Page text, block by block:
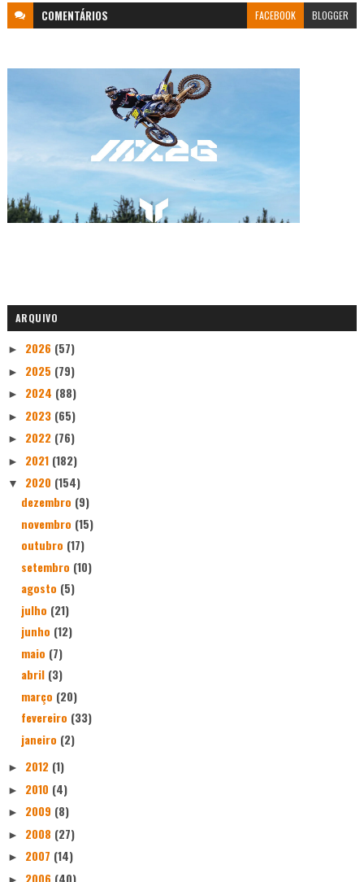
COMENTÁRIOS FACEBOOK BLOGGER
ARQUIVO
► 2026 (57)
► 2025 (79)
► 2024 (88)
► 2023 (65)
► 2022 (76)
► 2021 (182)
▼ 2020 (154)
dezembro (9)
novembro (15)
outubro (17)
setembro (10)
agosto (5)
julho (21)
junho (12)
maio (7)
abril (3)
março (20)
fevereiro (33)
janeiro (2)
► 2012 (1)
► 2010 (4)
► 2009 (8)
► 2008 (27)
► 2007 (14)
► 2006 (40)